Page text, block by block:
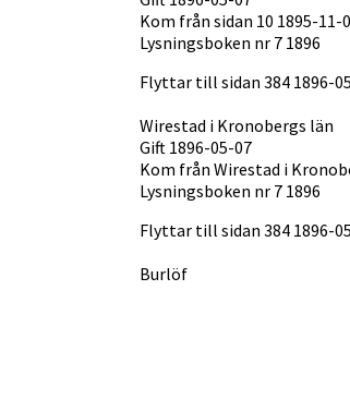
Kom från sidan 10 1895-11-
Lysningsboken nr 7 1896
Flyttar till sidan 384 1896-
Wirestad i Kronobergs län
Gift 1896-05-07
Kom från Wirestad i
Lysningsboken nr 7 1896
Flyttar till sidan 384 1896-
Burlöf